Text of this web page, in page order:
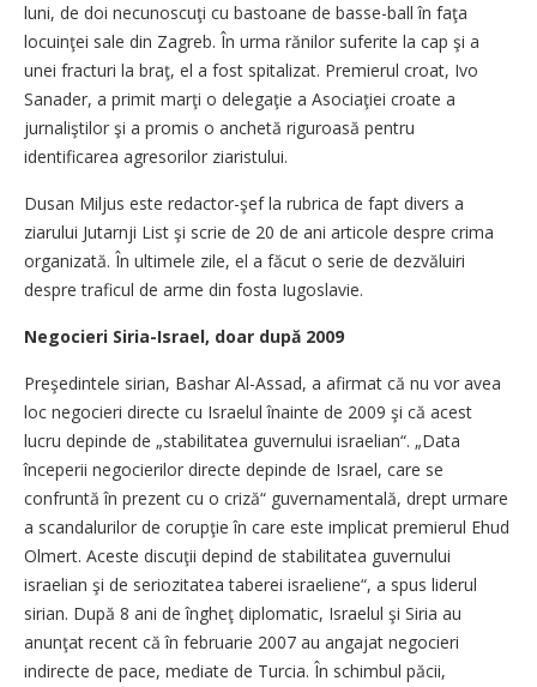
luni, de doi necunoscuţi cu bastoane de basse-ball în faţa
locuinţei sale din Zagreb. În urma rănilor suferite la cap şi a
unei fracturi la braţ, el a fost spitalizat. Premierul croat, Ivo
Sanader, a primit marţi o delegaţie a Asociaţiei croate a
jurnaliştilor şi a promis o anchetă riguroasă pentru
identificarea agresorilor ziaristului.
Dusan Miljus este redactor-şef la rubrica de fapt divers a
ziarului Jutarnji List şi scrie de 20 de ani articole despre crima
organizată. În ultimele zile, el a făcut o serie de dezvăluiri
despre traficul de arme din fosta Iugoslavie.
Negocieri Siria-Israel, doar după 2009
Preşedintele sirian, Bashar Al-Assad, a afirmat că nu vor avea
loc negocieri directe cu Israelul înainte de 2009 şi că acest
lucru depinde de „stabilitatea guvernului israelian“. „Data
începerii negocierilor directe depinde de Israel, care se
confruntă în prezent cu o criză“ guvernamentală, drept urmare
a scandalurilor de corupţie în care este implicat premierul Ehud
Olmert. Aceste discuţii depind de stabilitatea guvernului
israelian şi de seriozitatea taberei israeliene“, a spus liderul
sirian. După 8 ani de îngheţ diplomatic, Israelul şi Siria au
anunţat recent că în februarie 2007 au angajat negocieri
indirecte de pace, mediate de Turcia. În schimbul păcii,